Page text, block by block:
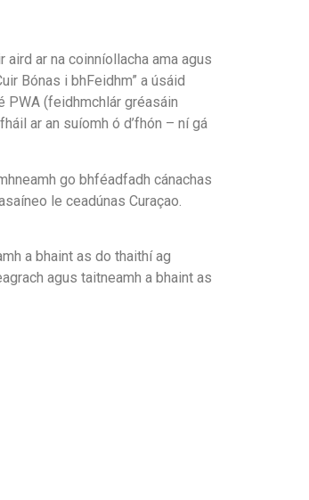
ar na coinníollacha ama agus
Bónas i bhFeidhm” a úsáid
PWA (feidhmchlár gréasáin
ar an suíomh ó d’fhón – ní gá
go bhféadfadh cánachas
le ceadúnas Curaçao.
a bhaint as do thaithí ag
agus taitneamh a bhaint as